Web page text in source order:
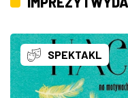
IMPREZY
ROZRYWKA
W KINACH
SPEKTAKL